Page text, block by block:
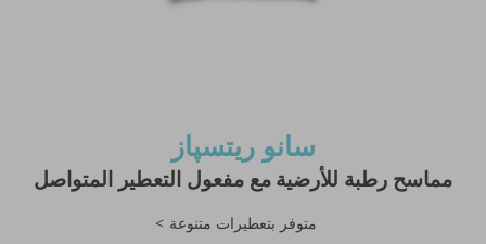
سانو ريتسپاز
مماسح رطبة للأرضيةمع مفعول التعطير المتواصل
متوفر بتعطيرات متنوعة